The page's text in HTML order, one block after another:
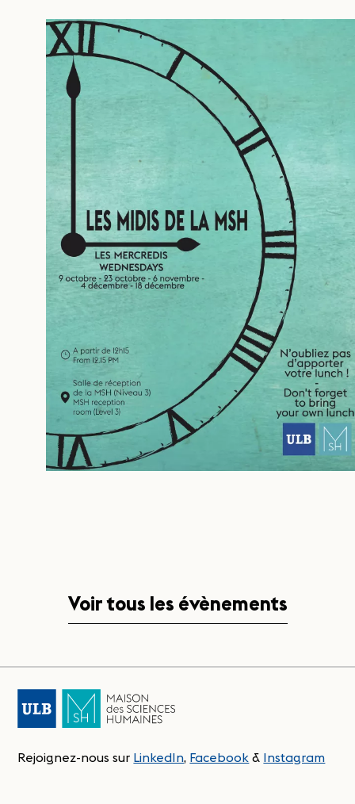
Voir tous les évènements
Rejoignez-nous sur LinkedIn, Facebook & Instagram